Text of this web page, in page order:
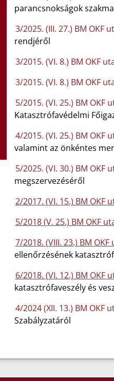
parancsnokságok
3/2025. (III. 27.) BM OKF
rendjéről
3/2015. (VI. 8.) BM OKF
3/2015. (VI. 8.) BM OKF
5/2015. (VI. 25.) BM OKF
Katasztrófavédelmi
4/2015. (VI. 25.) BM OKF
valamint az önkéntes
5/2025. (VI. 30.) BM OKF
megszervezéséről
2/2017. (VI. 15.) BM OKF
5/2018 (V. 25.) BM OKF
7/2018. (VIII. 23.) BM
ellenőrzésének
6/2018. (VI. 12.) BM OKF
katasztrófaveszély és
4/2024 (XII. 13.) BM OKF
Szabályzatáról